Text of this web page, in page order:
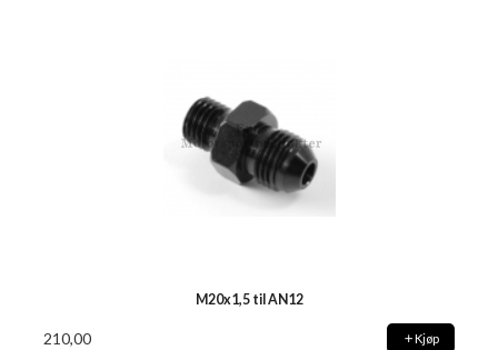
M20x1,5 til AN12
210,00 Kjøp